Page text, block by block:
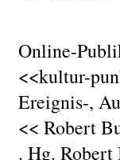
Online-
<<kultur-
Ereignis-,
<< Robert
. Hg.